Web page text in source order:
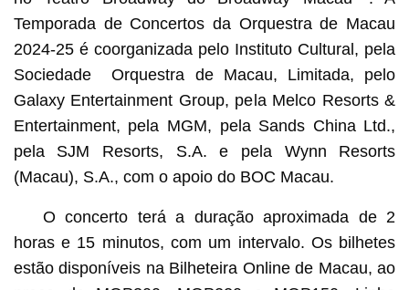
Temporada de Concertos da Orquestra de Macau
2024-25 é coorganizada pelo Instituto Cultural, pela
Sociedade Orquestra de Macau, Limitada, pelo
Galaxy Entertainment Group, pela Melco Resorts &
Entertainment, pela MGM, pela Sands China Ltd.,
pela SJM Resorts, S.A. e pela Wynn Resorts
(Macau), S.A., com o apoio do BOC Macau.
O concerto terá a duração aproximada de 2
horas e 15 minutos, com um intervalo. Os bilhetes
estão disponíveis na Bilheteira Online de Macau, ao